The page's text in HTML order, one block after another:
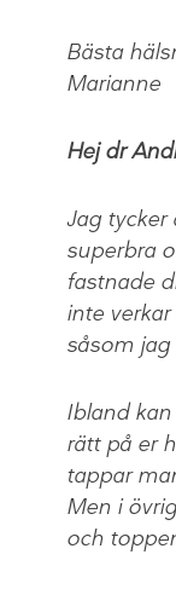
Bästa
Marianne
Hej dr
Jag
superbra
fastnade
inte
såsom jag
Ibland
rätt på er
tappar
Men i
och